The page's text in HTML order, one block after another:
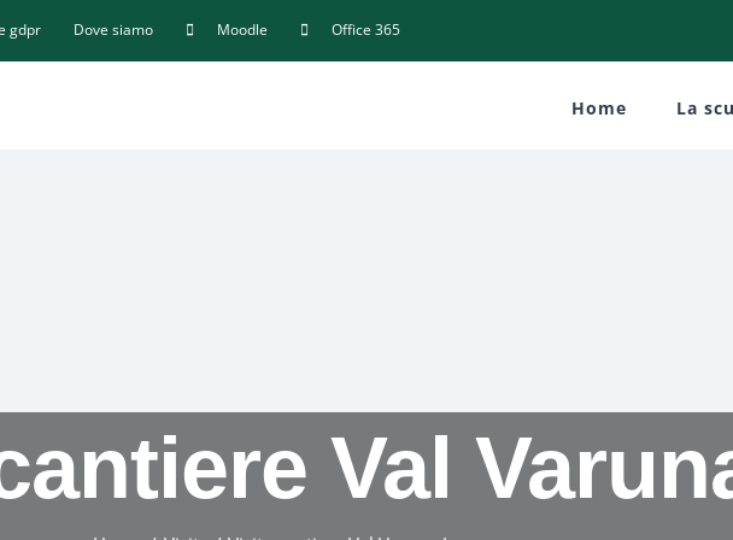
gdpr Dove siamo Moodle Office 365
Home La
Val